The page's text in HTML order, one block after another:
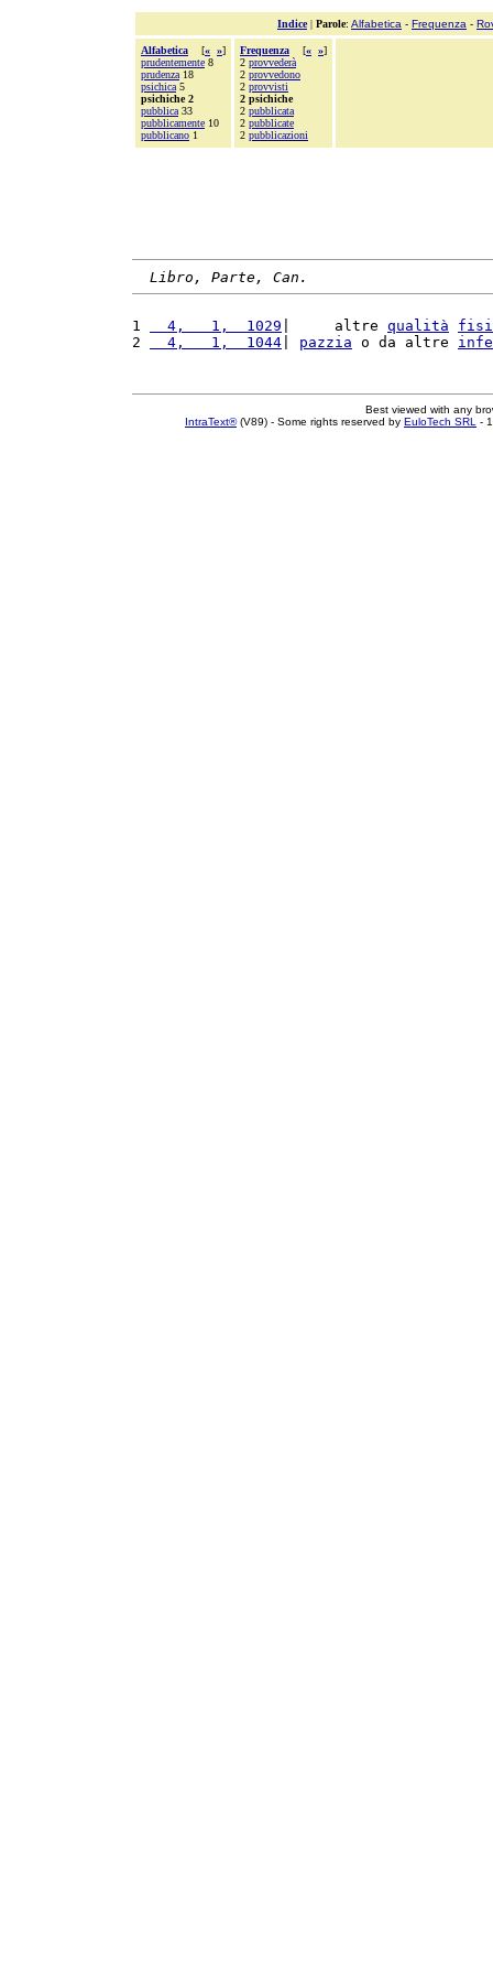
Indice| Parole: Alfabetica - Frequenza -
Alfabetica [« »]
prudentemente 8
prudenza 18
psichica 5
psichiche 2
pubblica 33
pubblicamente 10
pubblicano 1
Frequenza [« »]
2 provvederà
2 provvedono
2 provvisti
2 psichiche
2 pubblicata
2 pubblicate
2 pubblicazioni
Libro, Parte, Can.
1
  4,   1,  1029
|     altre qualità
2
  4,   1,  1044
pazzia o da altre
Best viewed with any
IntraText®(V89) - Some rights reserved by EuloTech SRL -